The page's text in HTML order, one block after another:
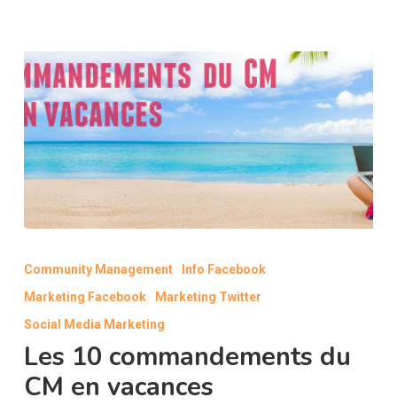
commandements
du
CM
vacances
Community Management
Info Facebook
Marketing Facebook
Marketing Twitter
Social Media Marketing
Les 10 commandements du
CM en vacances